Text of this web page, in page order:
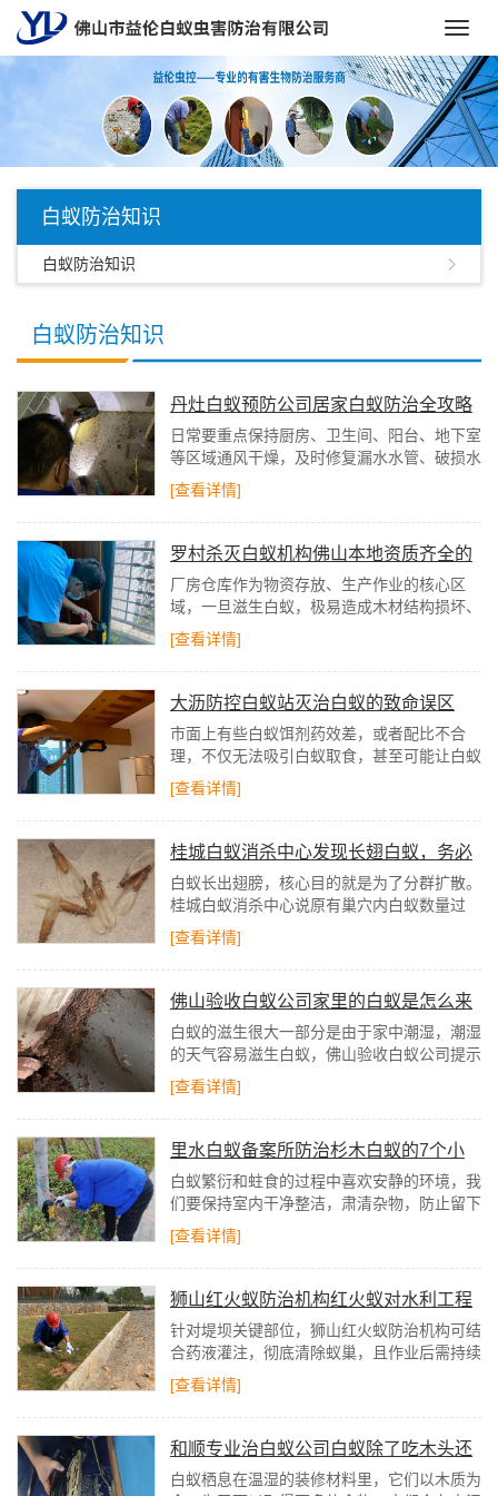
白蚁防治知识
白蚁防治知识
白蚁防治知识
丹灶白蚁预防公司居家白蚁防治全攻略
日常要重点保持厨房、卫生间、阳台、地下室
等区域通风干燥，及时修复漏水水管、破损水
龙头，杜绝墙体、地面积水返潮。雨季关好门
窗，雨后及时开窗通风除湿，彻底切断白蚁生
存的水源条件。
[查看详情]
罗村杀灭白蚁机构佛山本地资质齐全的
灭白蚁公司有哪些推荐
厂房仓库作为物资存放、生产作业的核心区
域，一旦滋生白蚁，极易造成木材结构损坏、
货物受潮霉变，甚至引发安全隐患。很多企业
发现白蚁后盲目消杀，不仅效果不佳，还会导
致白蚁扩散。
[查看详情]
大沥防控白蚁站灭治白蚁的致命误区
市面上有些白蚁饵剂药效差，或者配比不合
理，不仅无法吸引白蚁取食，甚至可能让白蚁
产生抗药性。更关键的是，不同种类的白蚁对
饵剂的偏好不同，盲目购买根本达不到效果，
反而给了白蚁喘息和扩散的时间。
[查看详情]
桂城白蚁消杀中心发现长翅白蚁，务必
提高警惕！
白蚁长出翅膀，核心目的就是为了分群扩散。
桂城白蚁消杀中心说原有巢穴内白蚁数量过
多，食物和空间不足时，繁殖蚁就会借助翅膀
飞出老巢，开启“分家之旅”。
[查看详情]
佛山验收白蚁公司家里的白蚁是怎么来
的
白蚁的滋生很大一部分是由于家中潮湿，潮湿
的天气容易滋生白蚁，佛山验收白蚁公司提示
特别是家中要是大部分装修都是采用的是木材
设计的就愈加要留意防潮了。
[查看详情]
里水白蚁备案所防治杉木白蚁的7个小
妙招
白蚁繁衍和蛀食的过程中喜欢安静的环境，我
们要保持室内干净整洁，肃清杂物，防止留下
可吸收白蚁的废弃物，特别是不能留木质废弃
物和纸张等。
[查看详情]
狮山红火蚁防治机构红火蚁对水利工程
的危害
针对堤坝关键部位，狮山红火蚁防治机构可结
合药液灌注，彻底清除蚁巢，且作业后需持续
监测，防止反弹。此外，要做好人员防护，巡
检时穿戴长袖衣裤、手套，随身携带抗过敏药
物。
[查看详情]
和顺专业治白蚁公司白蚁除了吃木头还
吃什么？
白蚁栖息在温湿的装修材料里，它们以木质为